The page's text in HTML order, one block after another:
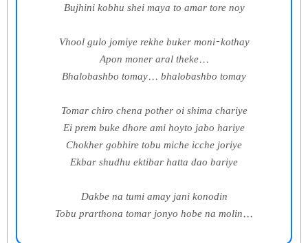
Bujhini kobhu shei maya to amar tore noy
Vhool gulo jomiye rekhe buker moni-kothay
Apon moner aral theke...
Bhalobashbo tomay... bhalobashbo tomay
Tomar chiro chena pother oi shima chariye
Ei prem buke dhore ami hoyto jabo hariye
Chokher gobhire tobu miche icche joriye
Ekbar shudhu ektibar hatta dao bariye
Dakbe na tumi amay jani konodin
Tobu prarthona tomar jonyo hobe na molin...